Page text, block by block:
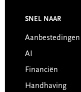
Footer
SNEL NAAR
Aanbestedingen
AI
Financiën
Handhaving